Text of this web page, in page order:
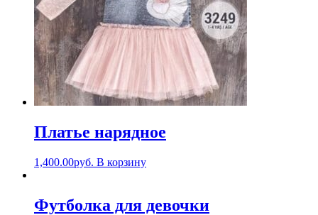
Платье нарядное
1,400.00руб. В корзину
Футболка для девочки